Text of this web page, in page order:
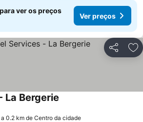
ver os preços
Ver preços
Partilhar
La Bergerie
a 0.2 km de Centro da cidade